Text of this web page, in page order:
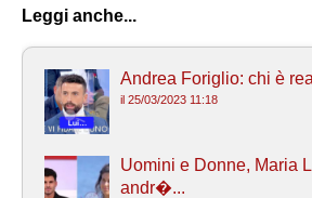
Leggi anche...
Andrea Foriglio: chi è
il 25/03/2023 11:18
Uomini e Donne, Maria
andr�...